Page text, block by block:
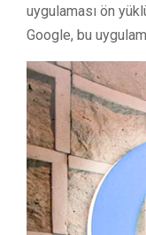
uygulaması ön
Google, bu